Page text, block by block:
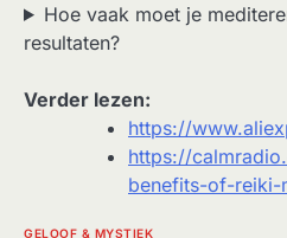
Hoe vaak moet je
resultaten?
Verder lezen:
https://
https://
benefits-of-reiki-
GELOOF & MYSTIEK